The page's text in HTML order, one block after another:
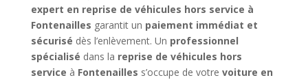
expert en reprise de véhicules hors service à
Fontenailles garantit un paiement immédiat et
sécurisé dès l’enlèvement. Un professionnel
spécialisé dans la reprise de véhicules hors
service à Fontenailles s’occupe de votre voiture en